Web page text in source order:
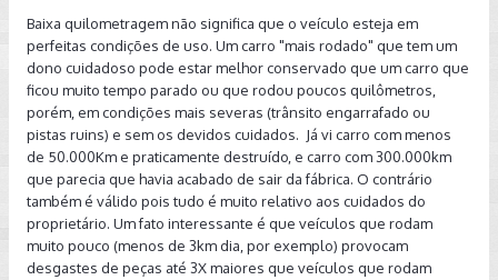
Baixa quilometragem não significa que o veículo esteja em
perfeitas condições de uso. Um carro "mais rodado" que tem um
dono cuidadoso pode estar melhor conservado que um carro que
ficou muito tempo parado ou que rodou poucos quilômetros,
porém, em condições mais severas (trânsito engarrafado ou
pistas ruins) e sem os devidos cuidados. Já vi carro com menos
de 50.000Km e praticamente destruído, e carro com 300.000km
que parecia que havia acabado de sair da fábrica. O contrário
também é válido pois tudo é muito relativo aos cuidados do
proprietário. Um fato interessante é que veículos que rodam
muito pouco (menos de 3km dia, por exemplo) provocam
desgastes de peças até 3X maiores que veículos que rodam